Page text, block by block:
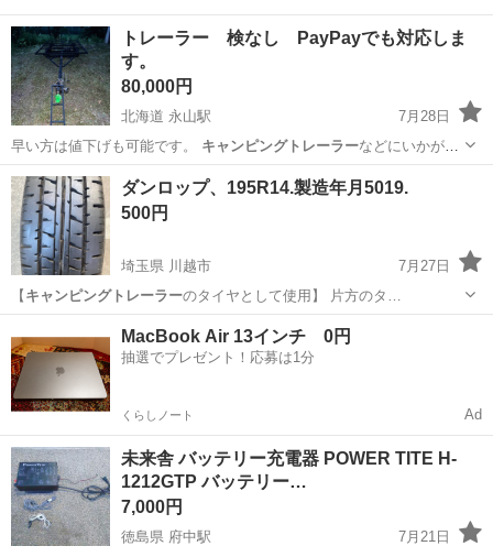
トレーラー 検なし PayPayでも対応しま
す。
80,000円
北海道 永山駅
7月28日
早い方は値下げも可能です。 キャンピングトレーラーなどにいかがで
しょうか。 よ…
北海道 旭川市 トレーラー
ダンロップ、195R14.製造年月5019.
500円
埼玉県 川越市
7月27日
【 キャンピングトレーラーのタイヤとして使用】 片方のタ…
川越市 タイヤ、ホイール ダンロップ
MacBook Air 13インチ 0円
抽選でプレゼント！応募は1分
くらしノート Ad
未来舎 バッテリー充電器 POWER TITE H-
1212GTP バッテリー…
7,000円
徳島県 府中駅
7月21日